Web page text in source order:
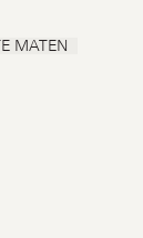
MATEN